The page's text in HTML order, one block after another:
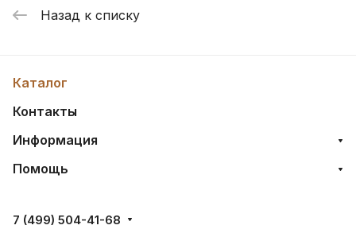
Назад к списку
Каталог
Контакты
Информация
Помощь
7 (499) 504-41-68